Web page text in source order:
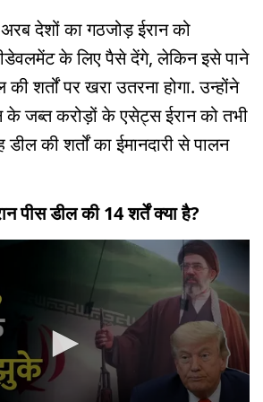
देशों का गठजोड़ ईरान को
के लिए पैसे देंगे, लेकिन इसे पाने
शर्तों पर खरा उतरना होगा. उन्होंने
के जब्त करोड़ों के एसेट्स ईरान को तभी
की शर्तों का ईमानदारी से पालन
पीस डील की 14 शर्तें क्या है?